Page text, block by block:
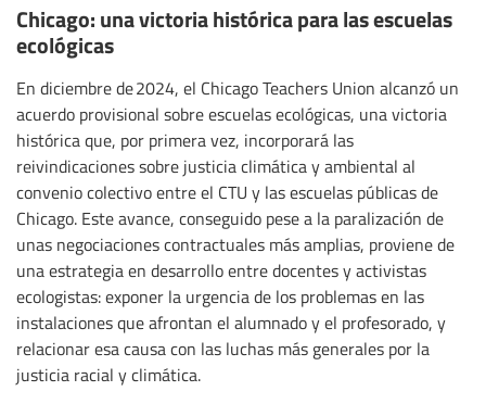
Chicago: una victoria histórica para las escuelas
ecológicas
En diciembre de 2024, el Chicago Teachers Union alcanzó un
acuerdo provisional sobre escuelas ecológicas, una victoria
histórica que, por primera vez, incorporará las
reivindicaciones sobre justicia climática y ambiental al
convenio colectivo entre el CTU y las escuelas públicas de
Chicago. Este avance, conseguido pese a la paralización de
unas negociaciones contractuales más amplias, proviene de
una estrategia en desarrollo entre docentes y activistas
ecologistas: exponer la urgencia de los problemas en las
instalaciones que afrontan el alumnado y el profesorado, y
relacionar esa causa con las luchas más generales por la
justicia racial y climática.